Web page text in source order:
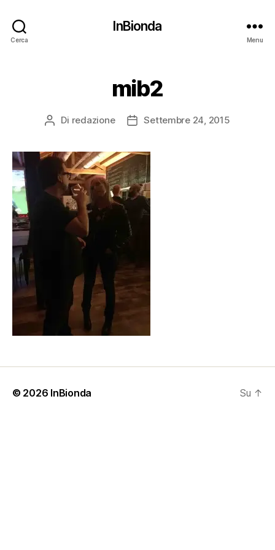
Cerca
InBionda
Menu
mib2
Autore
Di redazione
DataSettembre 24, 2015
© 2026 InBionda Su ↑